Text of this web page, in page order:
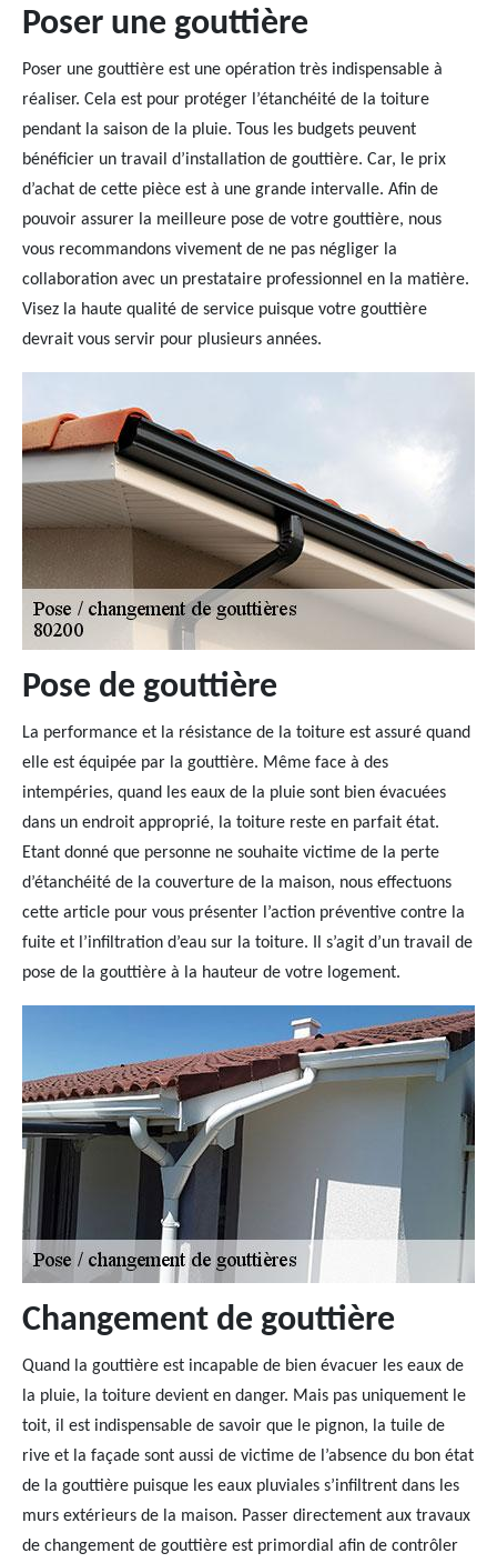
Poser une gouttière
Poser une gouttière est une opération très indispensable à
réaliser. Cela est pour protéger l’étanchéité de la toiture
pendant la saison de la pluie. Tous les budgets peuvent
bénéficier un travail d’installation de gouttière. Car, le prix
d’achat de cette pièce est à une grande intervalle. Afin de
pouvoir assurer la meilleure pose de votre gouttière, nous
vous recommandons vivement de ne pas négliger la
collaboration avec un prestataire professionnel en la matière.
Visez la haute qualité de service puisque votre gouttière
devrait vous servir pour plusieurs années.
Pose de gouttière
La performance et la résistance de la toiture est assuré quand
elle est équipée par la gouttière. Même face à des
intempéries, quand les eaux de la pluie sont bien évacuées
dans un endroit approprié, la toiture reste en parfait état.
Etant donné que personne ne souhaite victime de la perte
d’étanchéité de la couverture de la maison, nous effectuons
cette article pour vous présenter l’action préventive contre la
fuite et l’infiltration d’eau sur la toiture. Il s’agit d’un travail de
pose de la gouttière à la hauteur de votre logement.
Changement de gouttière
Quand la gouttière est incapable de bien évacuer les eaux de
la pluie, la toiture devient en danger. Mais pas uniquement le
toit, il est indispensable de savoir que le pignon, la tuile de
rive et la façade sont aussi de victime de l’absence du bon état
de la gouttière puisque les eaux pluviales s’infiltrent dans les
murs extérieurs de la maison. Passer directement aux travaux
de changement de gouttière est primordial afin de contrôler